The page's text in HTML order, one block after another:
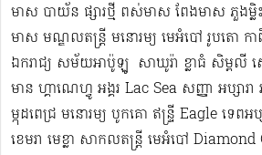
មាស បាយ័ន ផ្សារថ្មី ពស់មាស ពែងមាស ភួងម្លិះ
មាស មណ្ឌលតន្រ្តី មនោរម្យ មេអំបៅ រូបតោ កា
ឯករាជ្យ សម័យអាប៉ូឡូ ​​​ សាឃូរ៉ា ខ្លាធំ សិម្ព
មាន ហ្គាណេហ្វូ​ អង្គរ Lac Sea សញ្ញា អប្ស
ម្កុដពេជ្រ មនោរម្យ បូកគោ ឥន្ទ្រី Eagle ទេពអ
ខេមរា មេខ្លា សាកលតន្ត្រី មេអំបៅ